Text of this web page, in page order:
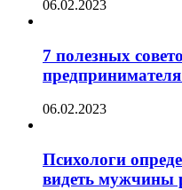
06.02.2023
7 полезных
06.02.2023
Психологи
видеть мужчины